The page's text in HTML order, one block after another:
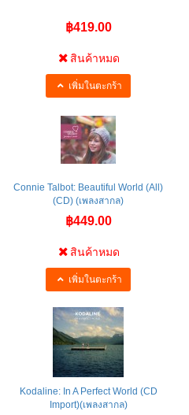
฿419.00
สินค้าหมด
เพิ่มในตะกร้า
Connie Talbot: Beautiful World (All)
(CD) (เพลงสากล)
฿449.00
สินค้าหมด
เพิ่มในตะกร้า
Kodaline: In A Perfect World (CD
Import)(เพลงสากล)